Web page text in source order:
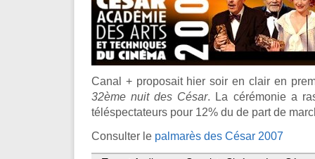
Canal + proposait hier soir en clair en
32ème nuit des César. La cérémonie a
téléspectateurs pour 12% du de part de
Consulter le palmarès des César 2007